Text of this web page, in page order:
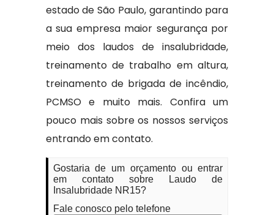
estado de São Paulo, garantindo para
a sua empresa maior segurança por
meio dos laudos de insalubridade,
treinamento de trabalho em altura,
treinamento de brigada de incêndio,
PCMSO e muito mais. Confira um
pouco mais sobre os nossos serviços
entrando em contato.
Gostaria de um orçamento ou entrar
em contato sobre Laudo de
Insalubridade NR15?
Fale conosco pelo telefone